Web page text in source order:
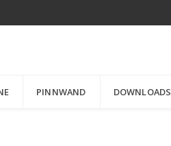
PINNWAND DOWNLOADS